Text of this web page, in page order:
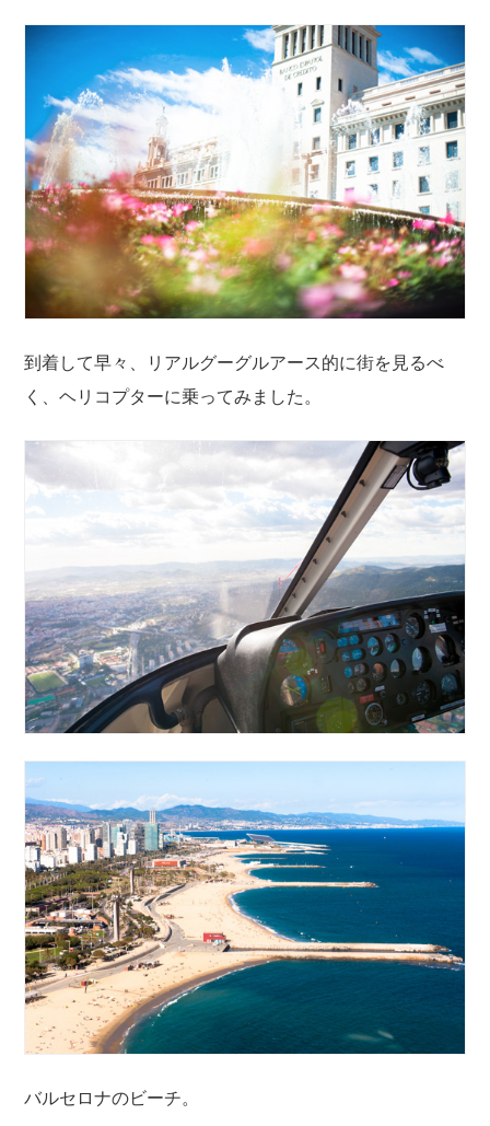
到着して早々、リアルグーグルアース的に街を見るべ
く、ヘリコプターに乗ってみました。
バルセロナのビーチ。